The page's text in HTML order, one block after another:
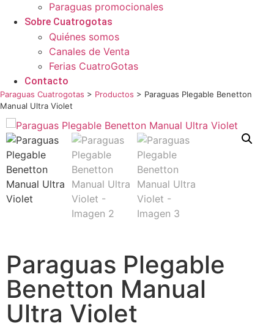
Paraguas promocionales
Sobre Cuatrogotas
Quiénes somos
Canales de Venta
Ferias CuatroGotas
Contacto
Paraguas Cuatrogotas > Productos > Paraguas Plegable Benetton
Manual Ultra Violet
Paraguas Plegable
Benetton Manual
Ultra Violet